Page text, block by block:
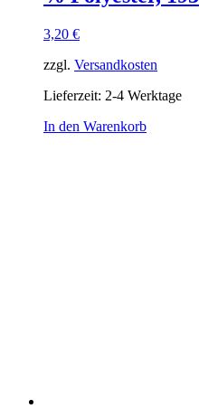
3,20 €
zzgl. Versandkosten
Lieferzeit: 2-4 Werktage
In den Warenkorb